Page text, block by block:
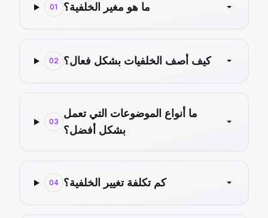
01 ما هو مغير الخلفية؟
02 كيف أصف الخلفيات بشكل فعال؟
03
ما أنواع الموضوعات التي تعمل
بشكل أفضل؟
04 كم تكلفة تغيير الخلفية؟